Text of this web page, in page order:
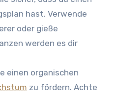
hast. Verwende
oder gieße
werden es dir
einen organischen
zu fördern. Achte